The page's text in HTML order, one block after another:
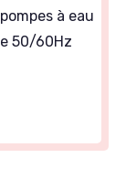
à eau
50/60Hz